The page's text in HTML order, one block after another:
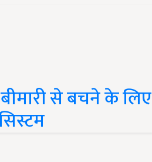
से बचने के लिए